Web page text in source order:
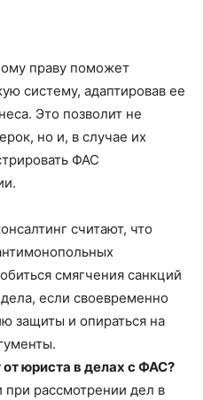
праву поможет
систему, адаптировав ее
Это позволит не
но и, в случае их
ФАС
считают, что
смягчения санкций
если своевременно
защиты и опираться на
от юриста в делах с ФАС?
рассмотрении дел в